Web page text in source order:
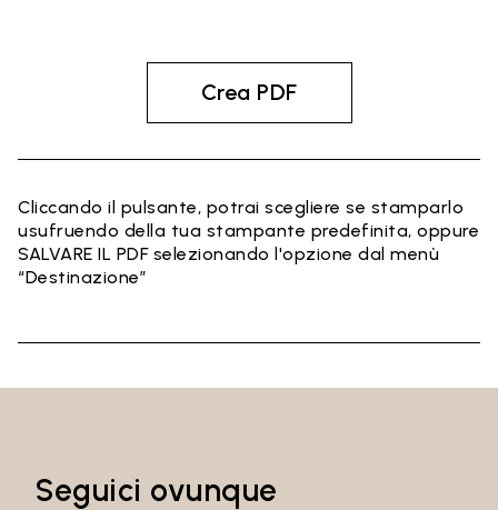
Crea PDF
Cliccando il pulsante, potrai scegliere se stamparlo
usufruendo della tua stampante predefinita, oppure
SALVARE IL PDF selezionando l'opzione dal menù
“Destinazione”
Seguici ovunque